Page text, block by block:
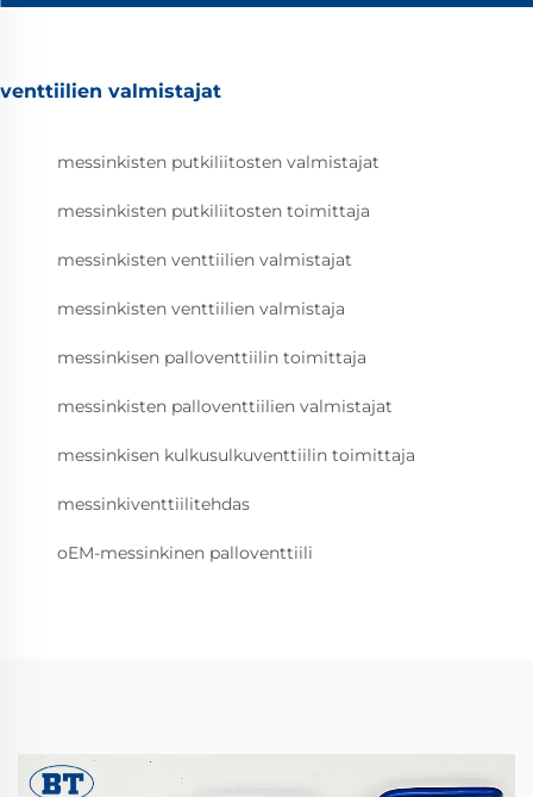
venttiilien valmistajat
messinkisten putkiliitosten valmistajat
messinkisten putkiliitosten toimittaja
messinkisten venttiilien valmistajat
messinkisten venttiilien valmistaja
messinkisen palloventtiilin toimittaja
messinkisten palloventtiilien valmistajat
messinkisen kulkusulkuventtiilin toimittaja
messinkiventtiilitehdas
oEM-messinkinen palloventtiili